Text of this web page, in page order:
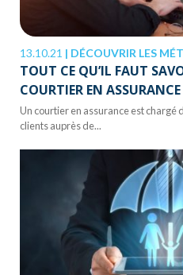
13.10.21 | DÉCOUVRIR LES
TOUT CE QU’IL FAUT
COURTIER EN ASSURANCE
Un courtier en assurance est chargé
clients auprès de...